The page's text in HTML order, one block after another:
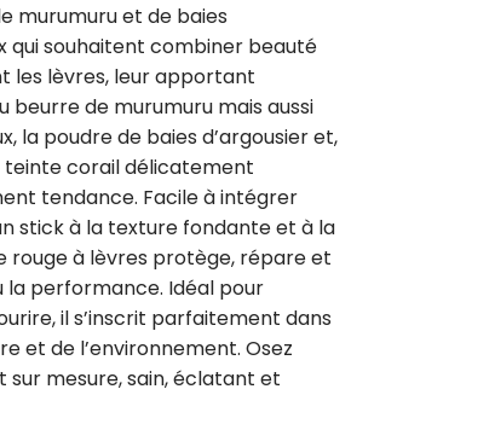
murumuru et de baies
qui souhaitent combiner beauté
les lèvres, leur apportant
de murumuru mais aussi
la poudre de baies d’argousier et,
teinte corail délicatement
tendance. Facile à intégrer
stick à la texture fondante et à la
rouge à lèvres protège, répare et
la performance. Idéal pour
il s’inscrit parfaitement dans
et de l’environnement. Osez
mesure, sain, éclatant et